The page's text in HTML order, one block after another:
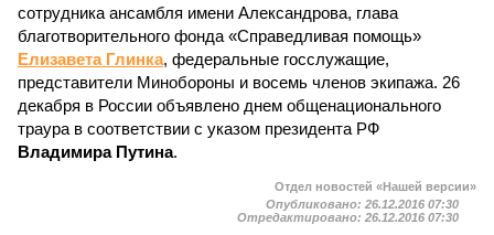
сотрудника ансамбля имени Александрова, глава
благотворительного фонда «Справедливая помощь»
Елизавета Глинка, федеральные госслужащие,
представители Минобороны и восемь членов экипажа. 26
декабря в России объявлено днем общенационального
траура в соответствии с указом президента РФ
Владимира Путина.
Отдел новостей «Нашей версии»
Опубликовано: 26.12.2016 07:30
Отредактировано: 26.12.2016 07:30